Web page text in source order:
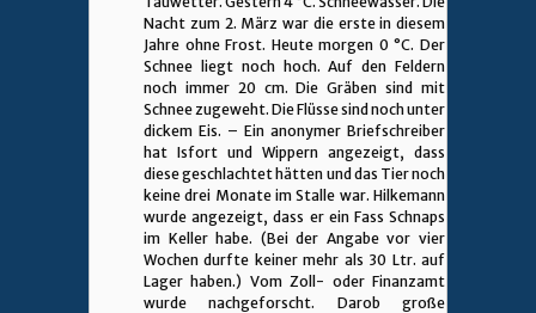
Nacht zum 2. März war die erste in diesem
Jahre ohne Frost. Heute morgen 0 °C. Der
Schnee liegt noch hoch. Auf den Feldern
noch immer 20 cm. Die Gräben sind mit
Schnee zugeweht. Die Flüsse sind noch unter
dickem Eis. – Ein anonymer Briefschreiber
hat Isfort und Wippern angezeigt, dass
diese geschlachtet hätten und das Tier noch
keine drei Monate im Stalle war. Hilkemann
wurde angezeigt, dass er ein Fass Schnaps
im Keller habe. (Bei der Angabe vor vier
Wochen durfte keiner mehr als 30 Ltr. auf
Lager haben.) Vom Zoll- oder Finanzamt
wurde nachgeforscht. Darob große